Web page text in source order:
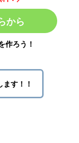
から
作ろう！
す！！